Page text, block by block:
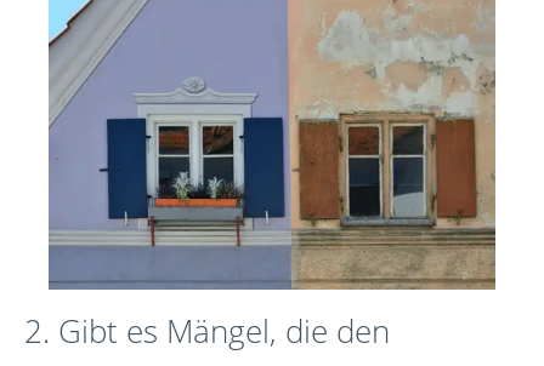
2. Gibt es Mängel, die den